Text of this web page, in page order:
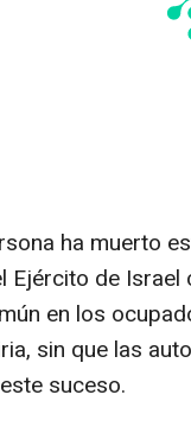
ha muerto
Ejército de
en los
sin que las
suceso.